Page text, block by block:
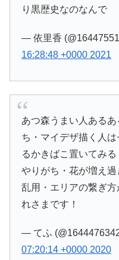
り黒歴史なのなんで
— 依里香
16:28:48 +0000 2021
あつ森うまい人ある
ち・マイデザ描く人
るかきばこ置いてみ
やりがち・花が増え
乱用・エリアの繋ぎ
れさまです！
— てふ
07:20:14 +0000 2020